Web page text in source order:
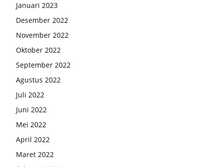
Januari 2023
Desember 2022
November 2022
Oktober 2022
September 2022
Agustus 2022
Juli 2022
Juni 2022
Mei 2022
April 2022
Maret 2022